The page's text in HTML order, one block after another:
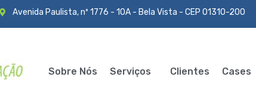
Avenida Paulista, nº 1776 - 10A - Bela Vista - CEP 01310-200
Sobre Nós Serviços Clientes Cases